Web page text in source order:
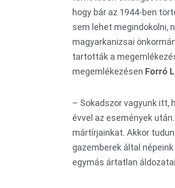
hogy bár az 1944-ben
sem lehet megindokolni,
magyarkanizsai
tartották a
megemlékezésen Forró
– Sokadszor vagyunk itt,
évvel az események
mártírjainkat. Akkor
gazemberek által
egymás ártatlan